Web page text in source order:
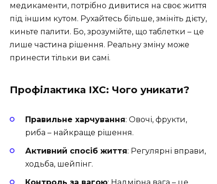
медикаменти, потрібно дивитися на своє життя
під іншим кутом. Рухайтесь більше, змініть дієту,
киньте палити. Бо, зрозумійте, що таблетки – це
лише частина рішення. Реальну зміну може
принести тільки ви самі.
Профілактика ІХС: Чого уникати?
Правильне харчування: Овочі, фрукти,
риба – найкраще рішення.
Активний спосіб життя: Регулярні вправи,
ходьба, шейпінг.